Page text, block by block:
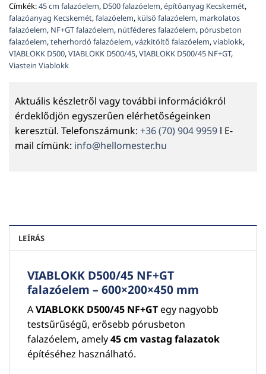
Címkék:45 cm falazóelem, D500 falazóelem,építőanyag Kecskemét,
falazóanyag Kecskemét,falazóelem, külső falazóelem, markolatos
falazóelem, NF+GT falazóelem, nútféderes falazóelem, pórusbeton
falazóelem,teherhordó falazóelem,vázkitöltő falazóelem,viablokk,
VIABLOKK D500,VIABLOKK D500/45,VIABLOKK D500/45 NF+GT,
Viastein Viablokk
Aktuális készletről vagy további információkról
érdeklődjön egyszerűen elérhetőségeinken
keresztül. Telefonszámunk: +36 (70) 904 9959 l E-
mail címünk: info@hellomester.hu
LEÍRÁS
VIABLOKK D500/45 NF+GT
falazóelem – 600×200×450 mm
AVIABLOKK D500/45 NF+GTegy nagyobb
testsűrűségű, erősebb pórusbeton
falazóelem, amely45 cm vastag falazatok
építéséhez használható.